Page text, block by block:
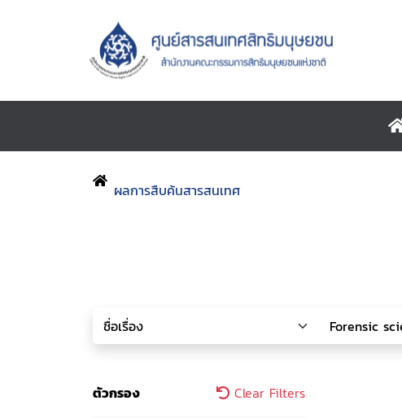
ผลการสืบค้นสารสนเทศ
ตัวกรอง
Clear Filters